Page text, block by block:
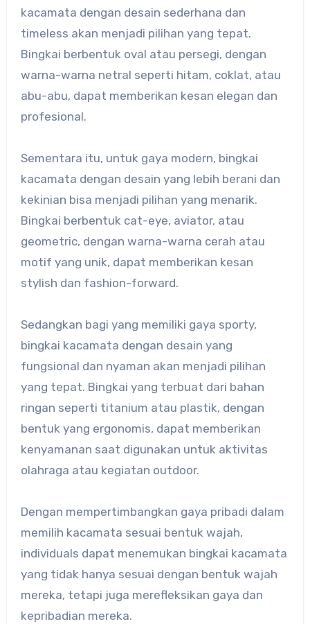
kacamata dengan desain sederhana dan
timeless akan menjadi pilihan yang tepat.
Bingkai berbentuk oval atau persegi, dengan
warna-warna netral seperti hitam, coklat, atau
abu-abu, dapat memberikan kesan elegan dan
profesional.
Sementara itu, untuk gaya modern, bingkai
kacamata dengan desain yang lebih berani dan
kekinian bisa menjadi pilihan yang menarik.
Bingkai berbentuk cat-eye, aviator, atau
geometric, dengan warna-warna cerah atau
motif yang unik, dapat memberikan kesan
stylish dan fashion-forward.
Sedangkan bagi yang memiliki gaya sporty,
bingkai kacamata dengan desain yang
fungsional dan nyaman akan menjadi pilihan
yang tepat. Bingkai yang terbuat dari bahan
ringan seperti titanium atau plastik, dengan
bentuk yang ergonomis, dapat memberikan
kenyamanan saat digunakan untuk aktivitas
olahraga atau kegiatan outdoor.
Dengan mempertimbangkan gaya pribadi dalam
memilih kacamata sesuai bentuk wajah,
individuals dapat menemukan bingkai kacamata
yang tidak hanya sesuai dengan bentuk wajah
mereka, tetapi juga merefleksikan gaya dan
kepribadian mereka.